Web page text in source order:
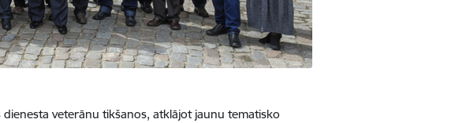
veterānu tikšanos, atklājot jaunu tematisko